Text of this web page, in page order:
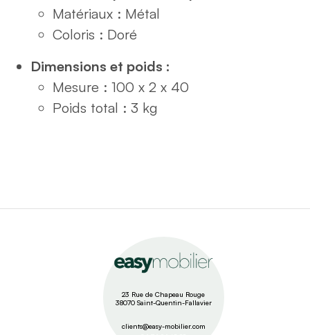
Matériaux : Métal
Coloris : Doré
Dimensions et poids :
Mesure : 100 x 2 x 40
Poids total : 3 kg
23 Rue de Chapeau Rouge
38070 Saint-Quentin-Fallavier
clients@easy-mobilier.com